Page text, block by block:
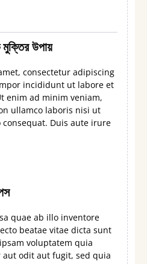
মুক্তির উপায়
consectetur adipiscing
incididunt ut labore et
enim ad minim veniam,
ullamco laboris nisi ut
Duis aute irure
quae ab illo inventore
beatae vitae dicta sunt
voluptatem quia
odit aut fugit, sed quia